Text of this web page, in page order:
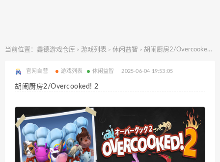
当前位置： 鑫德游戏仓库 > 游戏列表 > 休闲益智 > 胡闹厨房2/Overcooked! 2
官网自营 游戏列表 休闲益智 2025-06-04 19:53:05
胡闹厨房2/Overcooked! 2